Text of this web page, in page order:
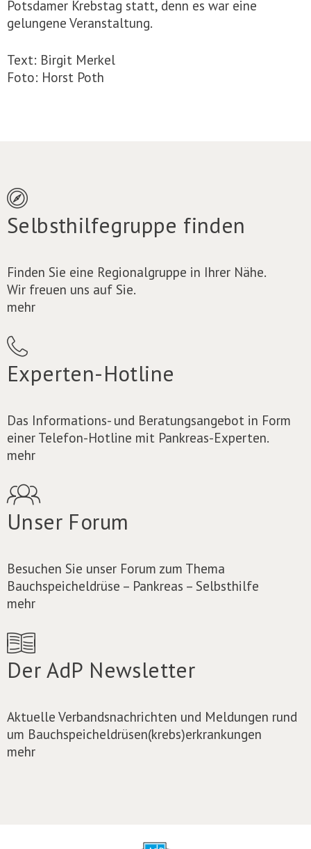
Potsdamer Krebstag statt, denn es war eine
gelungene Veranstaltung.
Text: Birgit Merkel
Foto: Horst Poth
Selbsthilfegruppe finden
Finden Sie eine Regionalgruppe in Ihrer Nähe.
Wir freuen uns auf Sie.
mehr
Experten-Hotline
Das Informations- und Beratungsangebot in Form
einer Telefon-Hotline mit Pankreas-Experten.
mehr
Unser Forum
Besuchen Sie unser Forum zum Thema
Bauchspeicheldrüse – Pankreas – Selbsthilfe
mehr
Der AdP Newsletter
Aktuelle Verbandsnachrichten und Meldungen rund
um Bauchspeicheldrüsen(krebs)erkrankungen
mehr